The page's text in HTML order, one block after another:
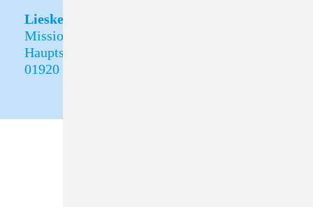
Lieske
Missionshof Lieske
Hauptstraße 30
01920 Oßling OT Lieske